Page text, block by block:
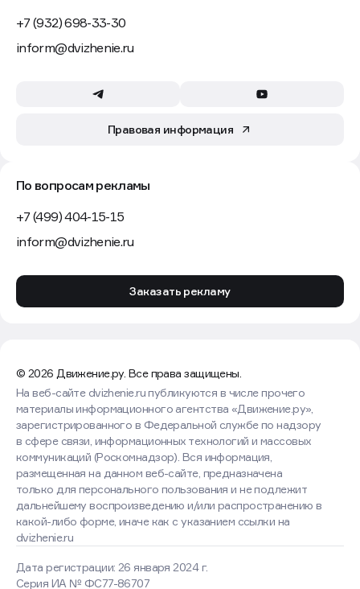
+7 (932) 698-33-30
inform@dvizhenie.ru
Правовая информация
По вопросам рекламы
+7 (499) 404-15-15
inform@dvizhenie.ru
Заказать рекламу
© 2026 Движение.ру. Все права защищены.
Дата регистрации: 26 января 2024 г.
Серия ИА № ФС77-86707
На веб-сайте dvizhenie.ru публикуются в числе прочего
материалы информационного агентства «Движение.ру»,
зарегистрированного в Федеральной службе по надзору
в сфере связи, информационных технологий и массовых
коммуникаций (Роскомнадзор). Вся информация,
размещенная на данном веб-сайте, предназначена
только для персонального пользования и не подлежит
дальнейшему воспроизведению и/или распространению в
какой-либо форме, иначе как с указанием ссылки на
dvizhenie.ru